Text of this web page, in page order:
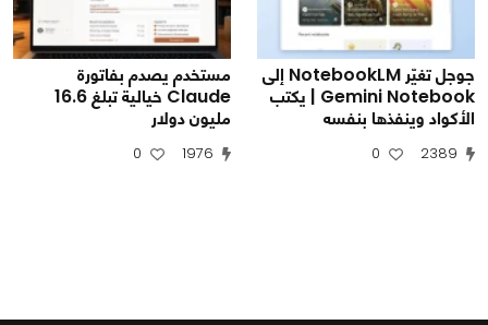
جوجل تغيّر NotebookLM إلى
Gemini Notebook | يكتب
الأكواد وينفذها بنفسه
2389
0
مستخدم يصدم بفاتورة
Claude خيالية تبلغ 16.6
مليون دولار
1976
0